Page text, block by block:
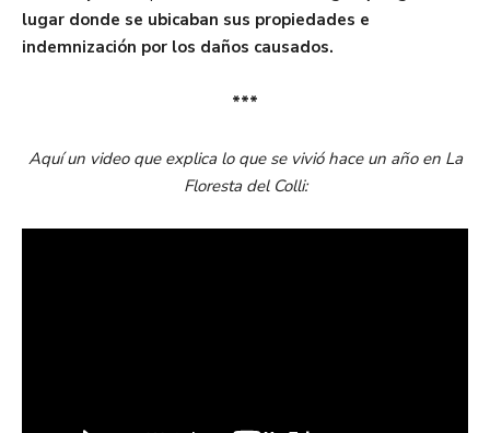
lugar donde se ubicaban sus propiedades e
indemnización por los daños causados.
***
Aquí un video que explica lo que se vivió hace un año en La
Floresta del Colli: